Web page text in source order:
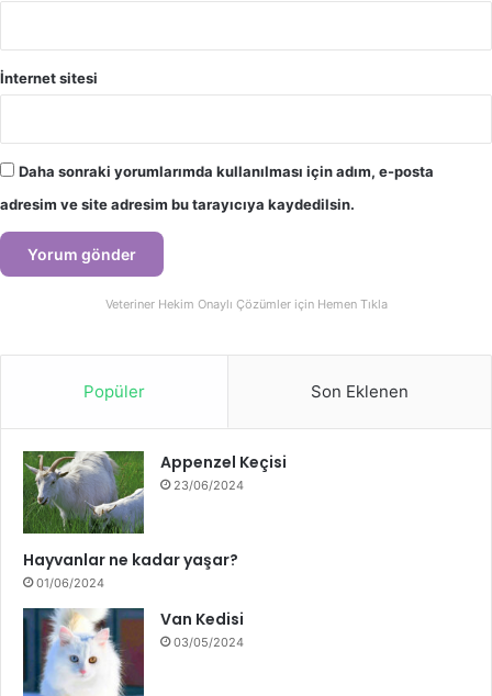
İnternet sitesi
Daha sonraki yorumlarımda kullanılması için adım, e-posta
adresim ve site adresim bu tarayıcıya kaydedilsin.
Veteriner Hekim Onaylı Çözümler için Hemen Tıkla
Popüler Son Eklenen
Appenzel Keçisi
23/06/2024
Hayvanlar ne kadar yaşar?
01/06/2024
Van Kedisi
03/05/2024